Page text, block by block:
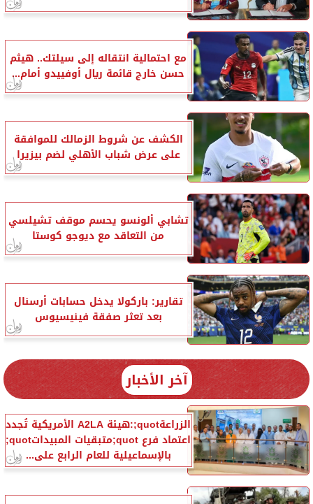
مع احتمالية انتقاله إلى سيلتك.. هيثم
حسن خارج قائمة ريال أوفييدو أمام...
الكشف عن شروط الزمالك للموافقة
على عرض شباب الأهلي لضم بيزيرا
تشابي ألونسو يحسم موقف تشيلسي
من التعاقد مع ديوجو كوستا
تقارير: باركولا يدخل حسابات أرسنال
بعد تعثر صفقة فينيسيوس
آخر الأخبار
الزراعةquot;:هيئة A2LA الأمريكية تُجدد
اعتماد فرع quot;متبقيات المبيداتquot;
بالإسماعيلية للعام الرابع على...